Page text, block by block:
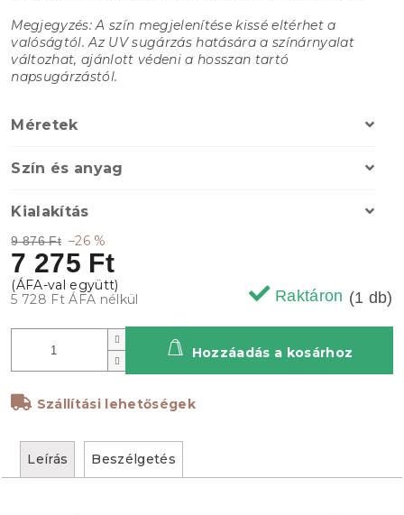
9 876 Ft –26 %
7 275 Ft
5 728 Ft ÁFA nélkül Raktáron (1 db)
Szállítási lehetőségek
Hozzáadás a kosárhoz
Megjegyzés: A szín megjelenítése kissé eltérhet a
valóságtól. Az UV sugárzás hatására a színárnyalat
változhat, ajánlott védeni a hosszan tartó
napsugárzástól.
Méretek
Szín és anyag
Kialakítás
Leírás Beszélgetés